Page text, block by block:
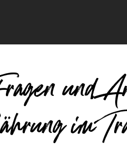
und
im